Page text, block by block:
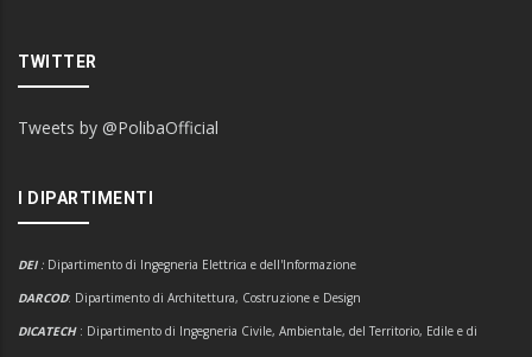
TWITTER
Tweets by @PolibaOfficial
I DIPARTIMENTI
DEI : Dipartimento di Ingegneria Elettrica e dell'Informazione
DARCOD: Dipartimento di Architettura, Costruzione e Design
DICATECH : Dipartimento di Ingegneria Civile, Ambientale, del Territorio, Edile e di